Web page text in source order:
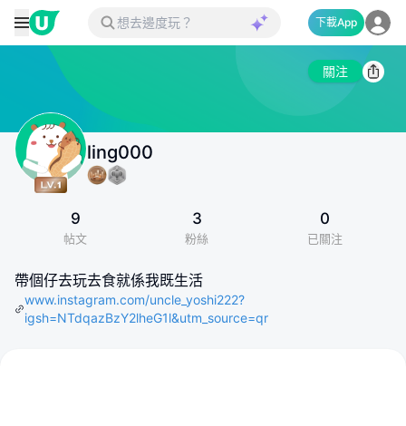
下載App
關注
ling000
9
帖文
3
粉絲
0
已關注
帶個仔去玩去食就係我既生活
www.instagram.com/uncle_yoshi222?
igsh=NTdqazBzY2lheG1l&utm_source=qr